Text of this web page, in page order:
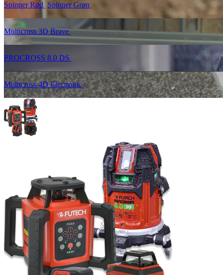
Spinner Rød Spinner Grøn
Multicross 3D Brave
PROCROSS 8.0 DS
Multicross 4D Electronic